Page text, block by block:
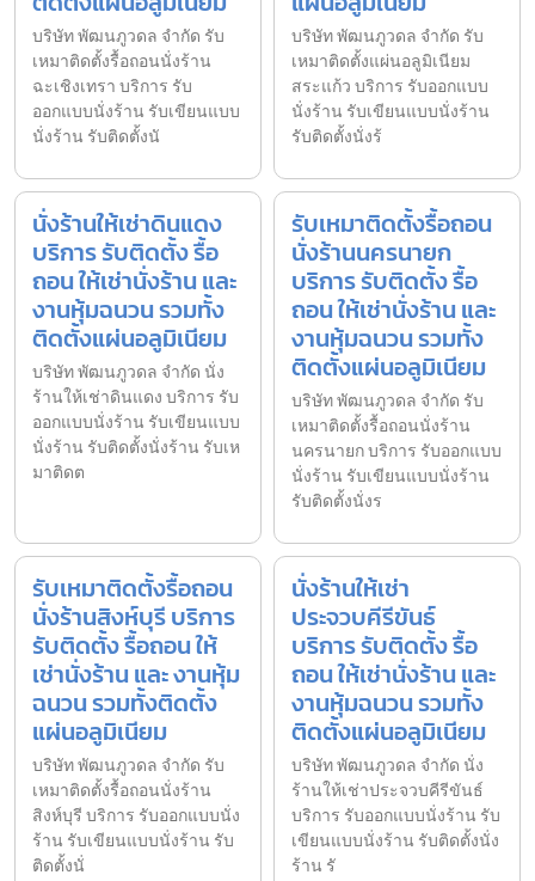
บริษัท พัฒนภูวดล จำกัด รับ
เหมาติดตั้งรื้อถอนนั่งร้าน
ฉะเชิงเทรา บริการ รับ
ออกแบบนั่งร้าน รับเขียนแบบ
นั่งร้าน รับติดตั้งนั
บริษัท พัฒนภูวดล จำกัด รับ
เหมาติดตั้งแผ่นอลูมิเนียม
สระแก้ว บริการ รับออกแบบ
นั่งร้าน รับเขียนแบบนั่งร้าน
รับติดตั้งนั่งร้
นั่งร้านให้เช่าดินแดง
บริการ รับติดตั้ง รื้อ
ถอน ให้เช่านั่งร้าน และ
งานหุ้มฉนวน รวมทั้ง
ติดตั้งแผ่นอลูมิเนียม
บริษัท พัฒนภูวดล จำกัด นั่ง
ร้านให้เช่าดินแดง บริการ รับ
ออกแบบนั่งร้าน รับเขียนแบบ
นั่งร้าน รับติดตั้งนั่งร้าน รับเห
มาติดต
รับเหมาติดตั้งรื้อถอน
นั่งร้านนครนายก
บริการ รับติดตั้ง รื้อ
ถอน ให้เช่านั่งร้าน และ
งานหุ้มฉนวน รวมทั้ง
ติดตั้งแผ่นอลูมิเนียม
บริษัท พัฒนภูวดล จำกัด รับ
เหมาติดตั้งรื้อถอนนั่งร้าน
นครนายก บริการ รับออกแบบ
นั่งร้าน รับเขียนแบบนั่งร้าน
รับติดตั้งนั่งร
รับเหมาติดตั้งรื้อถอน
นั่งร้านสิงห์บุรี บริการ
รับติดตั้ง รื้อถอน ให้
เช่านั่งร้าน และ งานหุ้ม
ฉนวน รวมทั้งติดตั้ง
แผ่นอลูมิเนียม
บริษัท พัฒนภูวดล จำกัด รับ
เหมาติดตั้งรื้อถอนนั่งร้าน
สิงห์บุรี บริการ รับออกแบบนั่ง
ร้าน รับเขียนแบบนั่งร้าน รับ
ติดตั้งนั่
นั่งร้านให้เช่า
ประจวบคีรีขันธ์
บริการ รับติดตั้ง รื้อ
ถอน ให้เช่านั่งร้าน และ
งานหุ้มฉนวน รวมทั้ง
ติดตั้งแผ่นอลูมิเนียม
บริษัท พัฒนภูวดล จำกัด นั่ง
ร้านให้เช่าประจวบคีรีขันธ์
บริการ รับออกแบบนั่งร้าน รับ
เขียนแบบนั่งร้าน รับติดตั้งนั่ง
ร้าน รั